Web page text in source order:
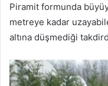
Piramit formunda
metreye kadar
altına düşmediği